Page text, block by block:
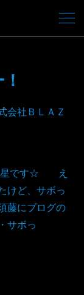
会社ＢＬＡＺ
、星です☆ え
けど、サボっ
藤にブログの
サボっ